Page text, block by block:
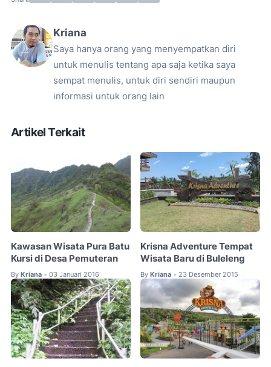
Kriana
Saya hanya orang yang menyempatkan diri
untuk menulis tentang apa saja ketika saya
sempat menulis, untuk diri sendiri maupun
informasi untuk orang lain
Artikel Terkait
Kawasan Wisata Pura Batu
Kursi di Desa Pemuteran
By Kriana • 03 Januari 2016
Krisna Adventure Tempat
Wisata Baru di Buleleng
By Kriana • 23 Desember 2015